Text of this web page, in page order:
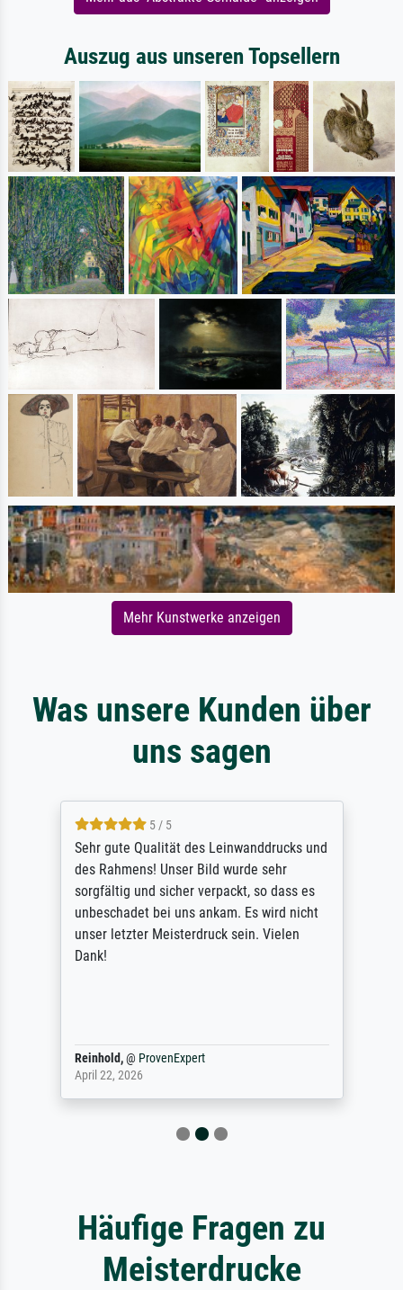
Auszug aus unseren Topsellern
Mehr Kunstwerke anzeigen
Was unsere Kunden über
uns sagen
5 / 5
Sehr gute Qualität des Leinwanddrucks und
des Rahmens! Unser Bild wurde sehr
sorgfältig und sicher verpackt, so dass es
unbeschadet bei uns ankam. Es wird nicht
unser letzter Meisterdruck sein. Vielen
Dank!
Reinhold,@ ProvenExpert
April 22, 2026
Häufige Fragen zu
Meisterdrucke